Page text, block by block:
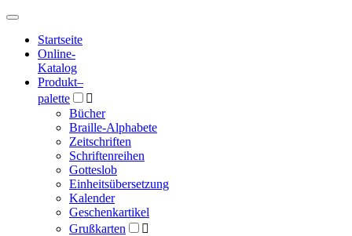
Hauptmenü
Hauptmenü
Startseite
Online-
Katalog
Produkt–
palette

Bücher
Braille-Alphabete
Zeitschriften
Schriftenreihen
Gotteslob
Einheitsübersetzung
Kalender
Geschenkartikel
Grußkarten
